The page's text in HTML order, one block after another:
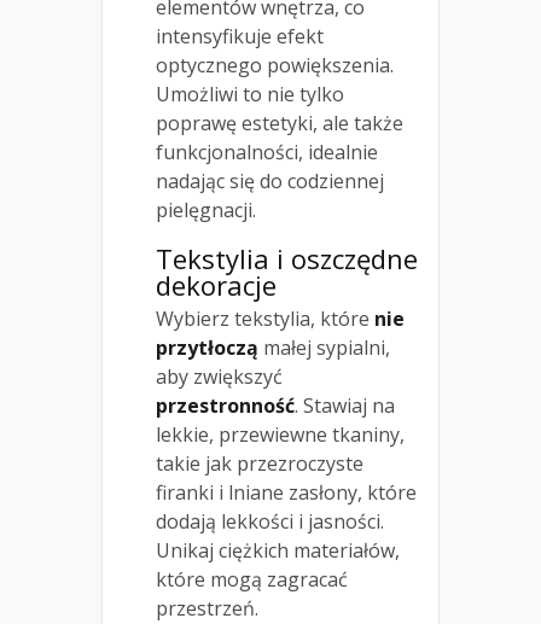
elementów wnętrza, co
intensyfikuje efekt
optycznego powiększenia.
Umożliwi to nie tylko
poprawę estetyki, ale także
funkcjonalności, idealnie
nadając się do codziennej
pielęgnacji.
Tekstylia i oszczędne
dekoracje
Wybierz tekstylia, które nie
przytłoczą małej sypialni,
aby zwiększyć
przestronność. Stawiaj na
lekkie, przewiewne tkaniny,
takie jak przezroczyste
firanki i lniane zasłony, które
dodają lekkości i jasności.
Unikaj ciężkich materiałów,
które mogą zagracać
przestrzeń.